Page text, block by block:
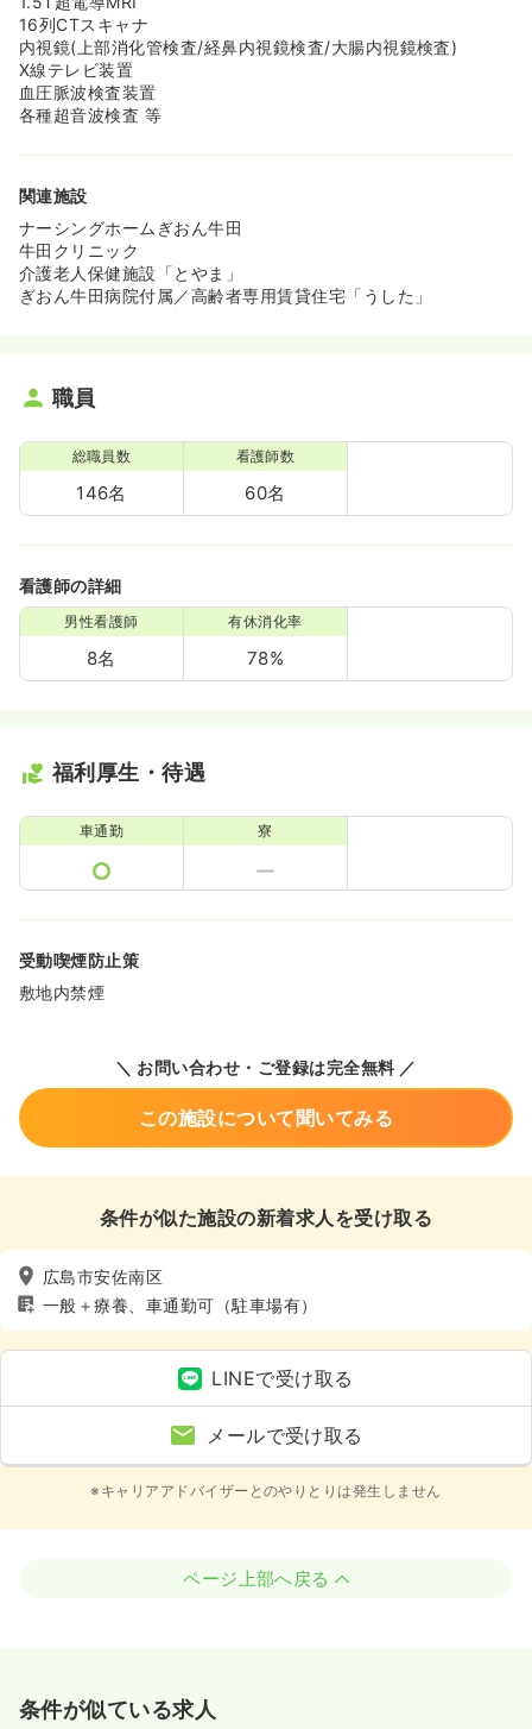
16列CTスキャナ
内視鏡(上部消化管検査/経鼻内視鏡検査/大腸内視鏡検査)
X線テレビ装置
血圧脈波検査装置
各種超音波検査 等
関連施設
ナーシングホームぎおん牛田
牛田クリニック
介護老人保健施設「とやま」
ぎおん牛田病院付属／高齢者専用賃貸住宅「うした」
職員
総職員数
146名
看護師数
60名
看護師の詳細
男性看護師
8名
有休消化率
78%
福利厚生・待遇
車通勤 寮
受動喫煙防止策
敷地内禁煙
＼ お問い合わせ・ご登録は完全無料 ／
この施設について聞いてみる
条件が似た施設の新着求人を受け取る
広島市安佐南区
一般＋療養、車通勤可（駐車場有）
LINEで受け取る
メールで受け取る
※キャリアアドバイザーとのやりとりは発生しません
ページ上部へ戻る
条件が似ている求人